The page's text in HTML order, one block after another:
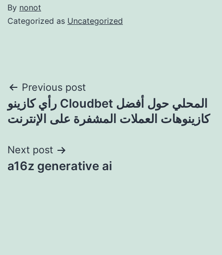
By nonot
Categorized as Uncategorized
Previous post
رأي كازينو Cloudbet المحلي حول أفضل
كازينوهات العملات المشفرة على الإنترنت
Next post
a16z generative ai